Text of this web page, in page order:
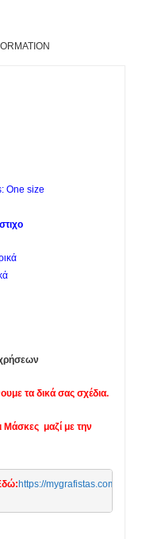
One size
τα δικά σας σχέδια.
Μάσκες μαζί με την
https://mygrafistas.com/